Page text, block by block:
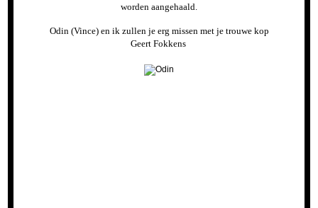
worden aangehaald.
Odin (Vince) en ik zullen je erg missen met je trouwe kop
Geert Fokkens